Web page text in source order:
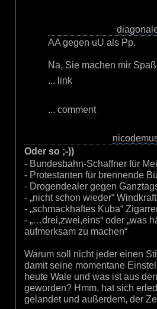
AA gegen uU als Pp.
Na, Sie machen mir
... link
... comment
Oder so ;-))
- Bundesbahn-Schaffner für
- Protestanten für brennende
- Drogendealer gegen
- „nicht schon wieder“
- „schmackhaftes Kuba“
- „…drei,zwei,eins“ oder „was
aufmerksam zu machen“
Warum soll nicht jeder einen
damit seine momentane
heute Wale und was ist aus
geworden? Hmm, hat sich
gelandet und außerdem, der